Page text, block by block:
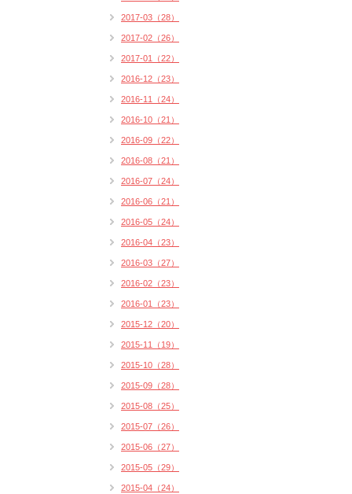
2017-03（28）
2017-02（26）
2017-01（22）
2016-12（23）
2016-11（24）
2016-10（21）
2016-09（22）
2016-08（21）
2016-07（24）
2016-06（21）
2016-05（24）
2016-04（23）
2016-03（27）
2016-02（23）
2016-01（23）
2015-12（20）
2015-11（19）
2015-10（28）
2015-09（28）
2015-08（25）
2015-07（26）
2015-06（27）
2015-05（29）
2015-04（24）